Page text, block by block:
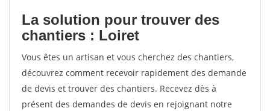
La solution pour trouver des
chantiers : Loiret
Vous êtes un artisan et vous cherchez des chantiers,
découvrez comment recevoir rapidement des demande
de devis et trouver des chantiers. Recevez dès à
présent des demandes de devis en rejoignant notre